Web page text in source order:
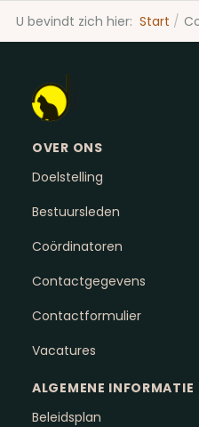
U bevindt zich hier: Start
OVER ONS
Doelstelling
Bestuursleden
Coördinatoren
Contactgegevens
Contactformulier
Vacatures
ALGEMENE INFORMATIE
Beleidsplan